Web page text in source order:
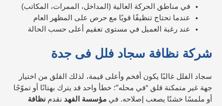
في مناطق الحركة العالية (المداخل، الممرات، المكاتب)
عندما تحتاج تنظيفًا قويًا مع حرص على المظهر العام
عند رغبة العميل في مستوى تعقيم أعلى حسب الحالة
شركة نظافة سجاد فلل فى جدة
سجاد الفلل غالبًا يكون أفخم وأعلى قيمة، لذلك القلق من اختيار
جهة غير متمكنة قلق “في محله”؛ خطأ واحد قد يترك بهتانًا أو تموّجًا
أو ملمسًا خشنًا يصعب إصلاحه. في مؤسسة الفهد نقدم نظافة